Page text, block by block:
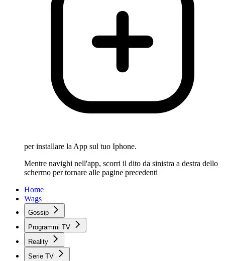
per installare la App sul tuo Iphone.
Mentre navighi nell'app, scorri il dito da sinistra a destra dello
schermo per tornare alle pagine precedenti
Home
Wags
Gossip
Programmi TV
Reality
Serie TV